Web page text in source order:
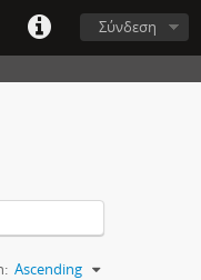
Σύνδεση
Ascending